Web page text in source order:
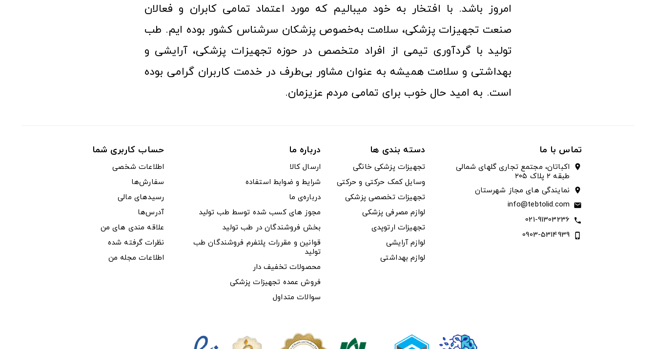
امروز باشد. با افتخار به خود میبالیم که مورد اعتماد تمامی کابران و فعالان
صنعت تجهیزات پزشکی، سلامت به‌خصوص پزشکان سرشناس کشور بوده ایم. طب
تولید با گردآوری تیمی از افراد متخصص در حوزه تجهیزات پزشکی، آرایشی و
بهداشتی و سلامت همیشه به عنوان مشاور بی‌طرف در خدمت کاربران گرامی بوده
است. به امید حال خوب برای تمامی مردم عزیزمان.
تماس با ما
location_on
اکباتان، مجتمع تجاری گلهای شمالی
طبقه ۲ پلاک ۲۰۵
location_on نمایندگی های مجاز شهرستان
email
info@tebtolid.com
call
021-91303236
phone_iphone
0903-5314939
دسته بندی ها
تجهیزات پزشکی خانگی
وسایل کمک حرکتی و حرکتی
تجهیزات تخصصی پزشکی
لوازم مصرفی پزشکی
تجهیزات ارتوپدی
لوازم آرایشی
لوازم بهداشتی
درباره ما
ارسال کالا
شرایط و ضوابط استفاده
درباره‌ی ما
مجوز های کسب شده توسط طب تولید
بخش فروشندگان در طب تولید
قوانین و مقررات پلتفرم فروشندگان طب
تولید
محصولات تخفیف دار
فروش عمده تجهیزات پزشکی
سوالات متداول
حساب کاربری شما
اطلاعات شخصی
سفارش‌ها
رسیدهای مالی
آدرس‌ها
علاقه مندی های من
نظرات گرفته شده
اطلاعات مجله من